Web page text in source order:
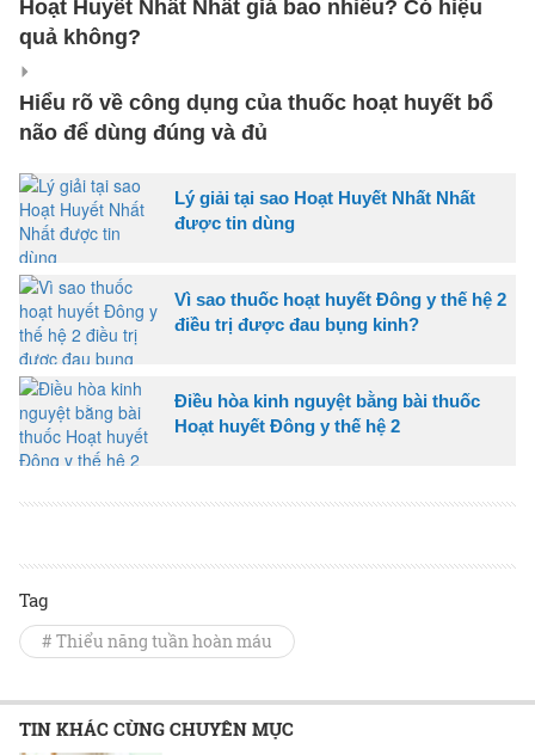
Hoạt Huyết Nhất Nhất giá bao nhiêu? Có hiệu
quả không?
Hiểu rõ về công dụng của thuốc hoạt huyết bổ
não để dùng đúng và đủ
Lý giải tại sao Hoạt Huyết Nhất Nhất
được tin dùng
Vì sao thuốc hoạt huyết Đông y thế hệ 2
điều trị được đau bụng kinh?
Điều hòa kinh nguyệt bằng bài thuốc
Hoạt huyết Đông y thế hệ 2
Tag
# Thiểu năng tuần hoàn máu
TIN KHÁC CÙNG CHUYÊN MỤC